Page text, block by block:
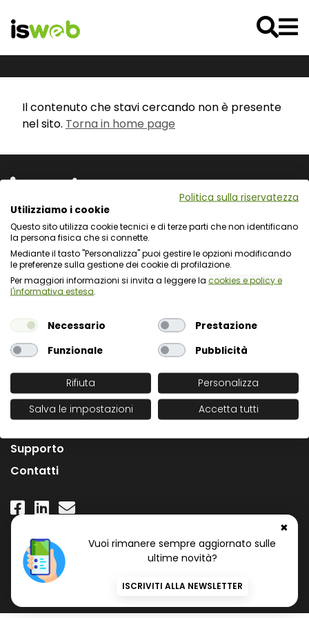
Il contenuto che stavi cercando non è presente
nel sito. Torna in home page
✖
Vuoi rimanere sempre aggiornato sulle
ultime novità?
ISCRIVITI ALLA NEWSLETTER
Via L. Cadorna 31 - 67051 Avezzano (AQ)
Via Fiume Giallo 3 - 00144 Roma
Registro delle Imprese del Gran Sasso d'Italia
C.F. e numero d'iscrizione: 01722270665
L'Azienda
Supporto
Contatti
Numero Verde Gratuito
800 97 34 34
Politica sulla riservatezza
Utilizziamo i cookie
Questo sito utilizza cookie tecnici e di terze parti che non identificano
la persona fisica che si connette.
Mediante il tasto "Personalizza" puoi gestire le opzioni modificando
le preferenze sulla gestione dei cookie di profilazione.
Per maggiori informazioni si invita a leggere la cookies e policy e
l'informativa estesa.
Necessario
Prestazione
Funzionale
Pubblicità
Rifiuta
Personalizza
Salva le impostazioni
Accetta tutti